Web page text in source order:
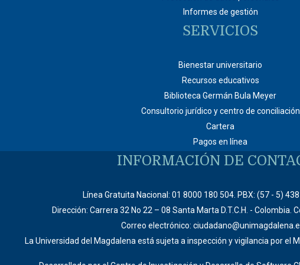
Informes de gestión
SERVICIOS
Bienestar universitario
Recursos educativos
Biblioteca Germán Bula Meyer
Consultorio jurídico y centro de conciliación
Cartera
Pagos en línea
INFORMACIÓN DE
Línea Gratuita Nacional: 01 8000 180 504. PBX: (57 - 5)
Dirección: Carrera 32 No 22 – 08 Santa Marta D.T.C.H. - Colombia.
Correo electrónico:
La Universidad del Magdalena está sujeta a inspección y vigilancia por el